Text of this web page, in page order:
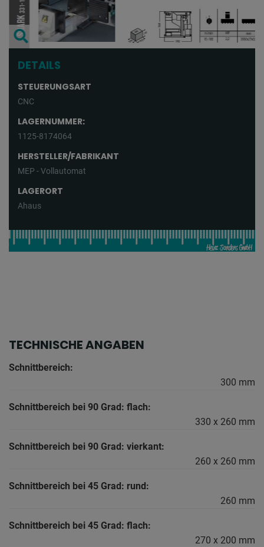
DETAILS
STEUERUNGSART
CNC
LAGERNUMMER:
1125-8174064
HERSTELLER/FABRIKANT
MEP - Vollautomat
LAGERORT
Ahaus
TECHNISCHE ANGABEN
Schnittbereich:
300 mm
Schnittbereich bei 90 Grad: flach:
330 x 260 mm
Schnittbereich bei 90 Grad: vierkant:
260 x 260 mm
Schnittbereich bei 45 Grad: rund:
260 mm
Schnittbereich bei 45 Grad: flach:
270 x 200 mm